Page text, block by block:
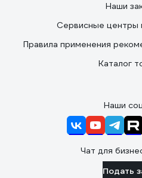
Наши
Сервисные центры
Правила применения
Каталог
Наши
Чат для
Подать